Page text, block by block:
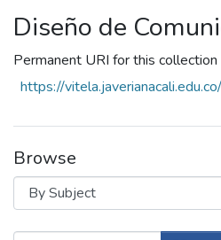
Diseño de
Permanent URI for this collection
https://
Browse